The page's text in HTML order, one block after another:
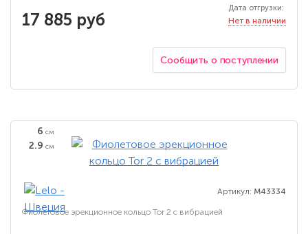
17 885 руб
Дата отгрузки:
Нет в наличии
Сообщить о поступлении
6 см
2.9 см
Артикул: M43334
Фиолетовое эрекционное кольцо Tor 2 с вибрацией